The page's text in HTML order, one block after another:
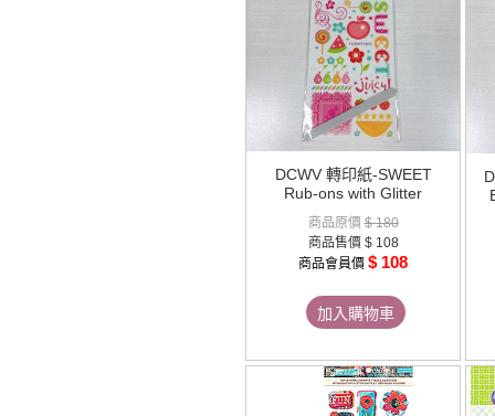
DCWV 轉印紙-SWEET
Rub-ons with Glitter
商品原價$ 180
商品售價 $ 108
商品會員價 $ 108
加入購物車